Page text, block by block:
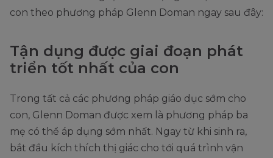
con theo phương pháp Glenn Doman ngay sau đây:
Tận dụng được giai đoạn phát
triển tốt nhất của con
Trong tất cả các phương pháp giáo dục sớm cho
con, Glenn Doman được xem là phương pháp ba
mẹ có thể áp dụng sớm nhất. Ngay từ khi sinh ra,
bắt đầu kích thích thị giác cho tới quá trình vận